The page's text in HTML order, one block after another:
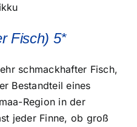
Fisch) 5*
schmackhafter Fisch,
Bestandteil eines
Region in der
jeder Finne, ob groß